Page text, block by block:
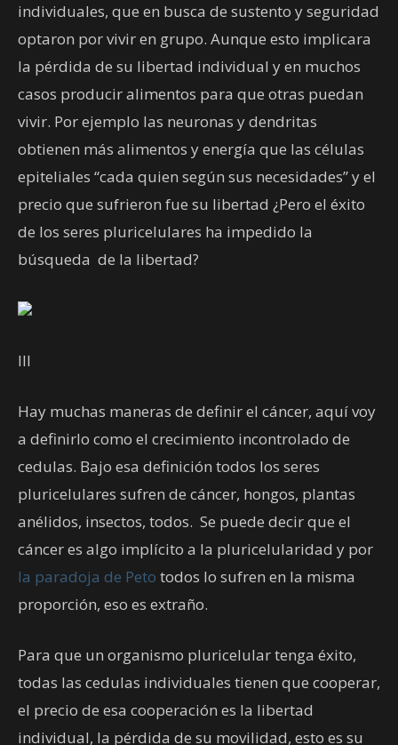
individuales, que en busca de sustento y seguridad
optaron por vivir en grupo. Aunque esto implicara
la pérdida de su libertad individual y en muchos
casos producir alimentos para que otras puedan
vivir. Por ejemplo las neuronas y dendritas
obtienen más alimentos y energía que las células
epiteliales “cada quien según sus necesidades” y el
precio que sufrieron fue su libertad ¿Pero el éxito
de los seres pluricelulares ha impedido la
búsqueda de la libertad?
III
Hay muchas maneras de definir el cáncer, aquí voy
a definirlo como el crecimiento incontrolado de
cedulas. Bajo esa definición todos los seres
pluricelulares sufren de cáncer, hongos, plantas
anélidos, insectos, todos. Se puede decir que el
cáncer es algo implícito a la pluricelularidad y por
la paradoja de Peto todos lo sufren en la misma
proporción, eso es extraño.
Para que un organismo pluricelular tenga éxito,
todas las cedulas individuales tienen que cooperar,
el precio de esa cooperación es la libertad
individual, la pérdida de su movilidad, esto es su